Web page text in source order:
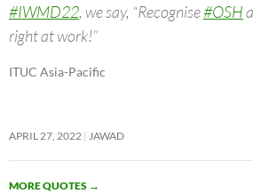
#IWMD22, we say, “Recognise#OSH
right at work!”
ITUC Asia-Pacific
APRIL 27, 2022 JAWAD
MORE QUOTES →